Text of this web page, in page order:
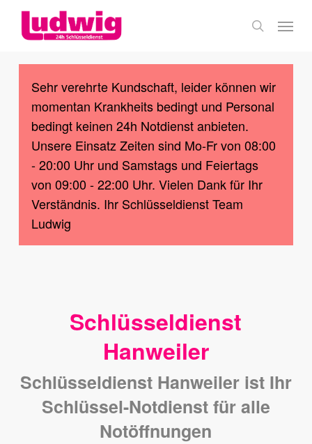
Skip
content
search
Menu
Sehr verehrte Kundschaft, leider können wir
momentan Krankheits bedingt und Personal
bedingt keinen 24h Notdienst anbieten.
Unsere Einsatz Zeiten sind Mo-Fr von 08:00
- 20:00 Uhr und Samstags und Feiertags
von 09:00 - 22:00 Uhr. Vielen Dank für Ihr
Verständnis. Ihr Schlüsseldienst Team
Ludwig
Schlüsseldienst
Hanweiler
Schlüsseldienst Hanweiler ist Ihr
Schlüssel-Notdienst für alle
Notöffnungen